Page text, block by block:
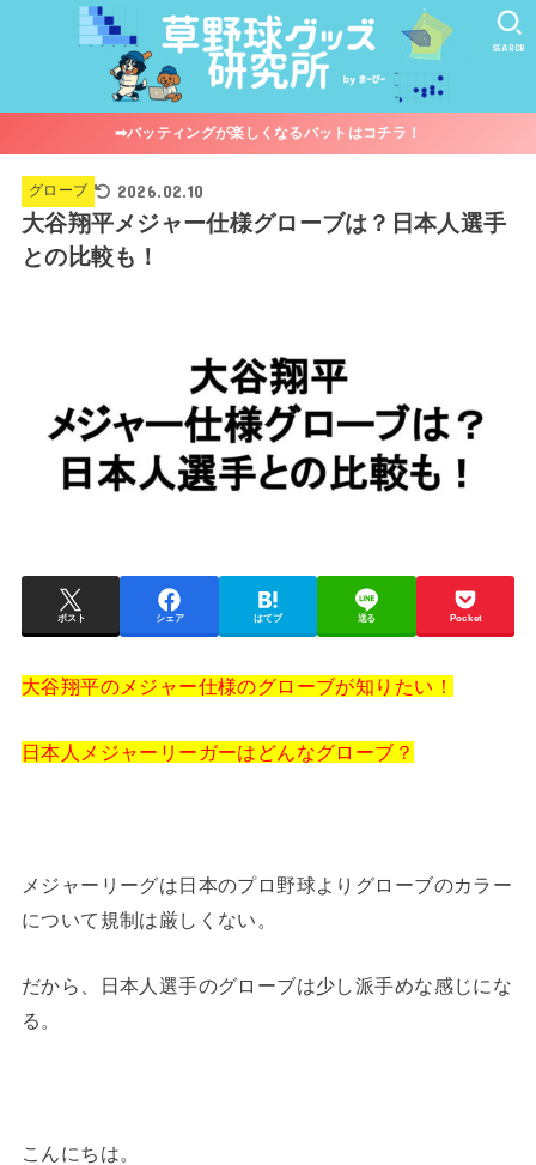
SEARCH
➡︎バッティングが楽しくなるバットはコチラ！
グローブ 2026.02.10
大谷翔平メジャー仕様グローブは？日本人選手
との比較も！
ポスト シェア はてブ 送る Pocket
大谷翔平のメジャー仕様のグローブが知りたい！
日本人メジャーリーガーはどんなグローブ？
メジャーリーグは日本のプロ野球よりグローブのカラー
について規制は厳しくない。
だから、日本人選手のグローブは少し派手めな感じにな
る。
こんにちは。